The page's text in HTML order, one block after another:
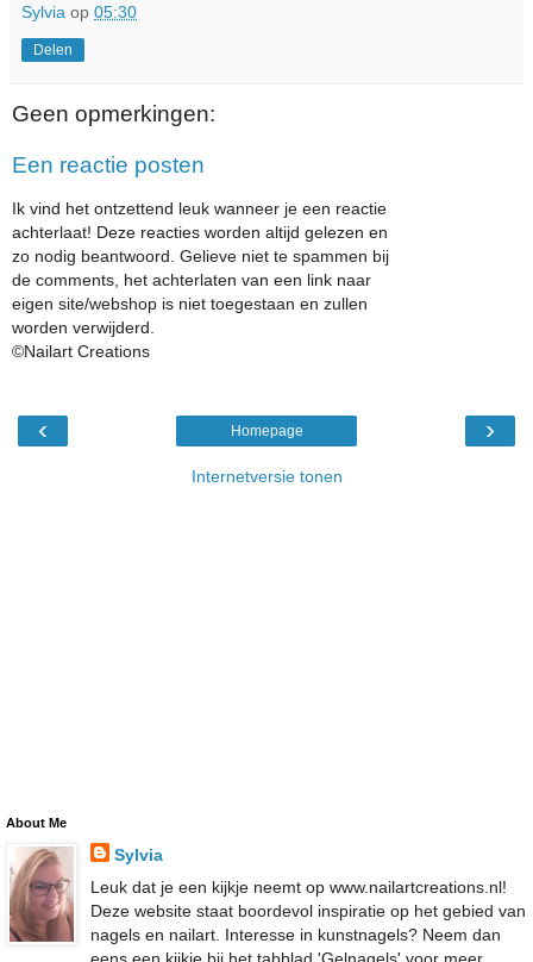
Sylvia op 05:30
Delen
Geen opmerkingen:
Een reactie posten
Ik vind het ontzettend leuk wanneer je een reactie
achterlaat! Deze reacties worden altijd gelezen en
zo nodig beantwoord. Gelieve niet te spammen bij
de comments, het achterlaten van een link naar
eigen site/webshop is niet toegestaan en zullen
worden verwijderd.
©Nailart Creations
‹ ›
Homepage
Internetversie tonen
About Me
Sylvia
Leuk dat je een kijkje neemt op www.nailartcreations.nl!
Deze website staat boordevol inspiratie op het gebied van
nagels en nailart. Interesse in kunstnagels? Neem dan